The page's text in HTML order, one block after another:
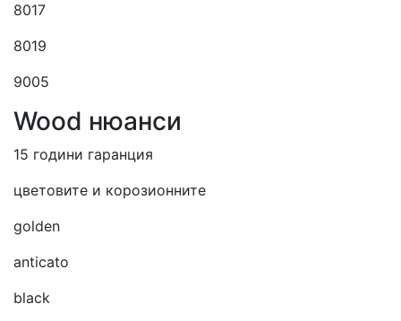
8017
8019
9005
Wood нюанси
15 години гаранция
цветовите и корозионните
golden
anticato
black